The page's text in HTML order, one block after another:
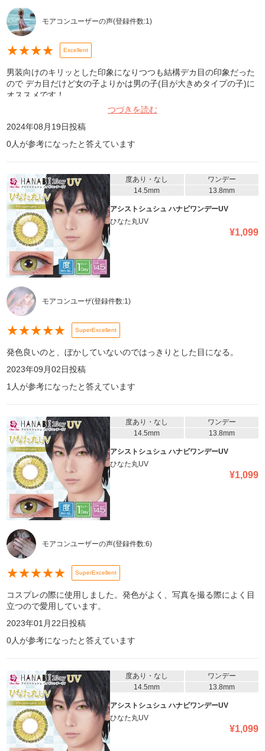
モアコンユーザーの声(登録件数:1)
★★★★ Excellent
男装向けのキリッとした印象になりつつも結構デカ目の印象だった
ので デカ目だけど女の子よりかは男の子(目が大きめタイプの子)に
オススメです！
つづきを読む
2024年08月19日投稿
0人が参考になったと答えています
度あり・なし
ワンデー
14.5mm
13.8mm
アシストシュシュ ハナビワンデーUV
ひなた丸UV
¥1,099
モアコンユーザ(登録件数:1)
★★★★★ SuperExcellent
発色良いのと、ぼかしていないのではっきりとした目になる。
2023年09月02日投稿
1 人が参考になったと答えています
度あり・なし
ワンデー
14.5mm
13.8mm
アシストシュシュ ハナビワンデーUV
ひなた丸UV
¥1,099
モアコンユーザーの声(登録件数:6)
★★★★★ SuperExcellent
コスプレの際に使用しました。発色がよく、写真を撮る際によく目
立つので愛用しています。
2023年01月22日投稿
0人が参考になったと答えています
度あり・なし
ワンデー
14.5mm
13.8mm
アシストシュシュ ハナビワンデーUV
ひなた丸UV
¥1,099